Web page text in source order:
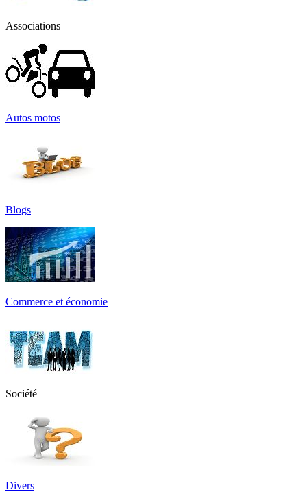
Associations
Autos motos
Blogs
Commerce et économie
Société
Divers